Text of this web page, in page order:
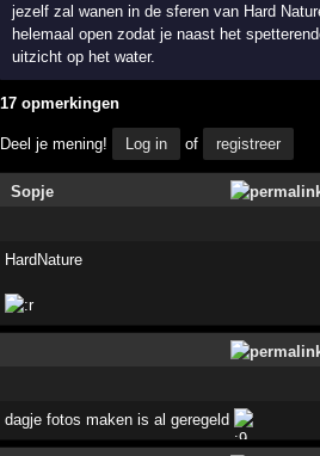
jezelf zal wanen in de sferen van Hard
helemaal open zodat je naast het
uitzicht op het water.
17 opmerkingen
Deel je mening! Log in of registreer
Sopje
HardNature
dagje fotos maken is al geregeld